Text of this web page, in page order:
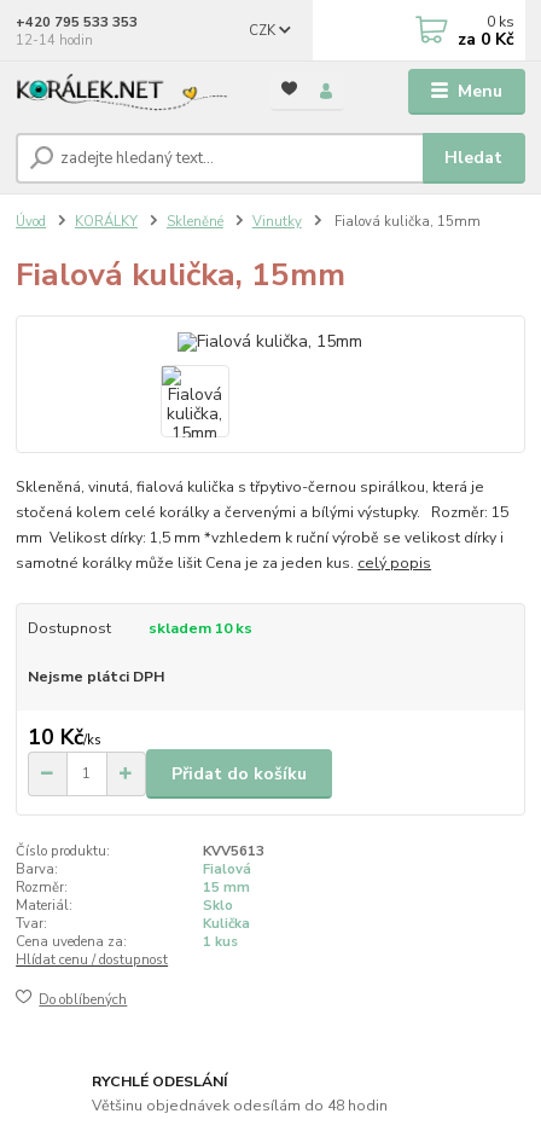
Menu
CZK
Hledat
+420 795 533 353
12-14 hodin
0 ks
za 0 Kč
Úvod KORÁLKY Skleněné Vinutky Fialová kulička, 15mm
Fialová kulička, 15mm
Skleněná, vinutá, fialová kulička s třpytivo-černou spirálkou, která je
stočená kolem celé korálky a červenými a bílými výstupky. Rozměr: 15
mm Velikost dírky: 1,5 mm *vzhledem k ruční výrobě se velikost dírky i
samotné korálky může lišit Cena je za jeden kus. celý popis
Dostupnost skladem 10 ks
Nejsme plátci DPH
10 Kč/ks
Přidat do košíku
Číslo produktu:
KVV5613
Barva:
Fialová
Rozměr:
15 mm
Materiál:
Sklo
Tvar:
Kulička
Cena uvedena za:
1 kus
Hlídat cenu / dostupnost
Do oblíbených
RYCHLÉ ODESLÁNÍ
Většinu objednávek odesílám do 48 hodin